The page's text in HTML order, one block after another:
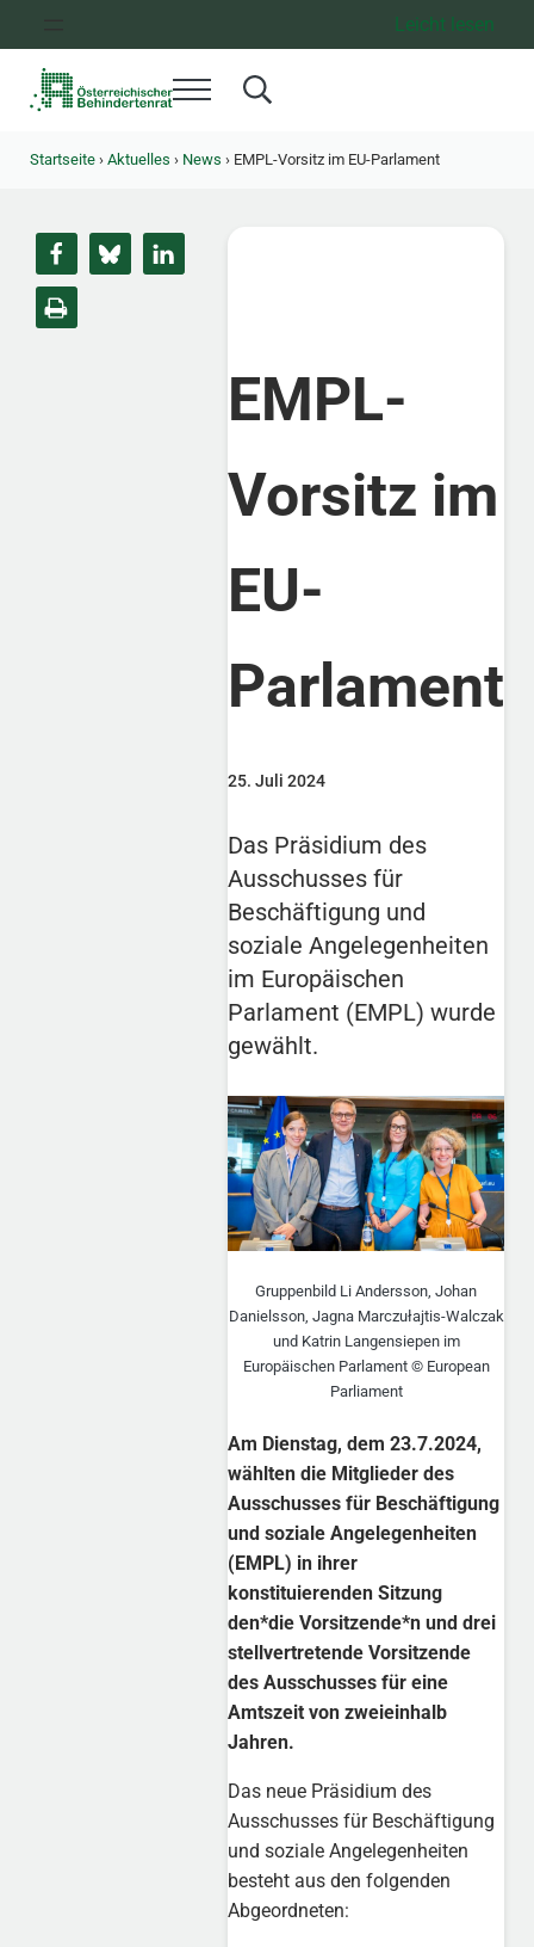
Leicht lesen
Menü Search...
Startseite › Aktuelles › News ›EMPL-Vorsitz im EU-Parlament
EMPL-
Vorsitz im
EU-
Parlament
25. Juli 2024
Das Präsidium des
Ausschusses für
Beschäftigung und
soziale Angelegenheiten
im Europäischen
Parlament (EMPL) wurde
gewählt.
Gruppenbild Li Andersson, Johan
Danielsson, Jagna Marczułajtis-Walczak
und Katrin Langensiepen im
Europäischen Parlament © European
Parliament
Am Dienstag, dem 23.7.2024,
wählten die Mitglieder des
Ausschusses für Beschäftigung
und soziale Angelegenheiten
(EMPL) in ihrer
konstituierenden Sitzung
den*die Vorsitzende*n und drei
stellvertretende Vorsitzende
des Ausschusses für eine
Amtszeit von zweieinhalb
Jahren.
Das neue Präsidium des
Ausschusses für Beschäftigung
und soziale Angelegenheiten
besteht aus den folgenden
Abgeordneten: